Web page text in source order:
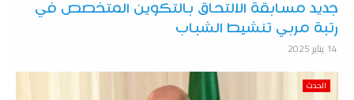
جديد مسابقة الالتحاق بالتكوين المتخصص في
رتبة مربي تنشيط الشباب
14 يناير 2025
الحدث